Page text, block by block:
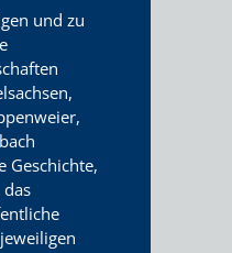
und zu
Geschichte,